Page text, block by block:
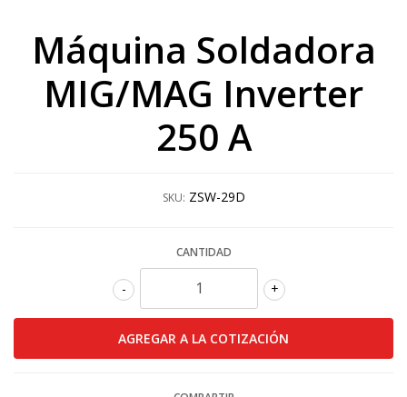
Máquina Soldadora
MIG/MAG Inverter
250 A
SKU: ZSW-29D
CANTIDAD
+
-